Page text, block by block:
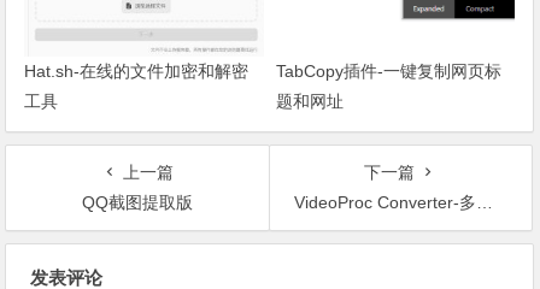
Hat.sh-在线的文件加密和解密
工具
TabCopy插件-一键复制网页标
题和网址
上一篇
QQ截图提取版
下一篇
VideoProc Converter-多功能视频下载转换工具（破解版）
发表评论